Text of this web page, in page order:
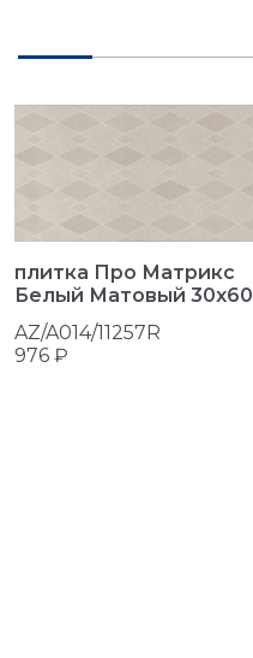
плитка Про Матрикс
Белый Матовый 30x60
AZ/A014/11257R
976 ₽